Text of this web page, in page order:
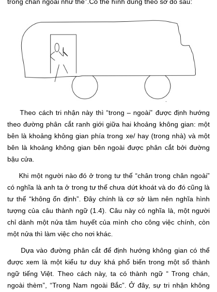
Theo cách tri nhận này thì “trong – ngoài” được định hướng
theo đường phân cắt ranh giới giữa hai khoảng không gian: một
bên là khoảng không gian phía trong xe/ hay (trong nhà) và một
bên là khoảng không gian bên ngoài được phân cắt bởi đường
bậu cửa.
Khi một người nào đó ở trong tư thế “chân trong chân ngoài”
có nghĩa là anh ta ở trong tư thế chưa dứt khoát và do đó cũng là
tư thế “không ổn định”. Đây chính là cơ sở làm nên nghĩa hình
tượng của câu thành ngữ (1.4). Câu này có nghĩa là, một người
chỉ dành một nửa tâm huyết của mình cho công việc chính, còn
một nửa thì làm việc cho nơi khác.
Dựa vào đường phân cắt để định hướng không gian có thể
được xem là một kiểu tư duy khá phổ biến trong một số thành
ngữ tiếng Việt. Theo cách này, ta có thành ngữ “ Trong chán,
ngoài thèm”, “Trong Nam ngoài Bắc”. Ở đây, sự tri nhận không